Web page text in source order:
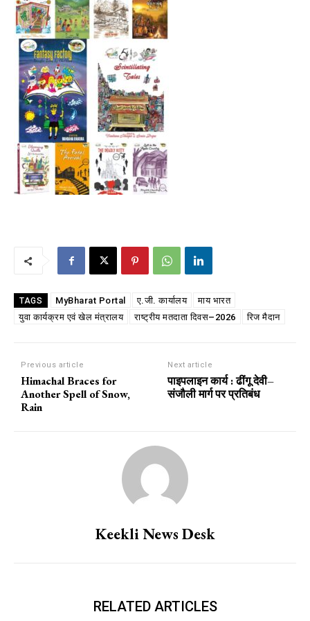
TAGS MyBharat Portal ए.जी. कार्यालय
माय भारत
युवा कार्यक्रम एवं खेल मंत्रालय
राष्ट्रीय मतदाता दिवस–2026 रिज मैदान
Previous article
Himachal Braces for
Another Spell of Snow,
Rain
Next article
पाइपलाइन कार्य : ढींगू देवी–
संजौली मार्ग पर प्रतिबंध
Keekli News Desk
RELATED ARTICLES